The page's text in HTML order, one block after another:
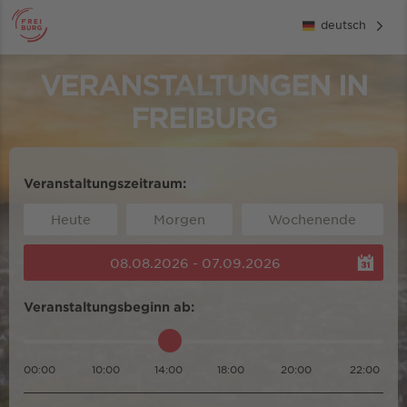
deutsch
VERANSTALTUNGEN IN
FREIBURG
Veranstaltungszeitraum:
Heute Morgen Wochenende
08.08.2026 - 07.09.2026
Veranstaltungsbeginn ab:
00:00 10:00 14:00 18:00 20:00 22:00